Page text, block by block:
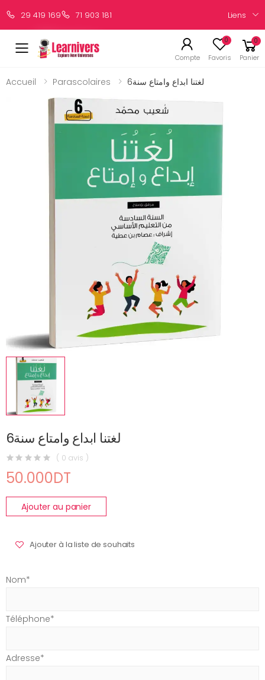
29 419 169 71 903 181 Liens
Compte
0
Favoris
0
Panier
Accueil Parascolaires لغتنا ابداع وامتاع سنة6
لغتنا ابداع وامتاع سنة6
( 0 avis )
50.000DT
Ajouter au panier
Ajouter à la liste de souhaits
Nom*
Téléphone*
Adresse*